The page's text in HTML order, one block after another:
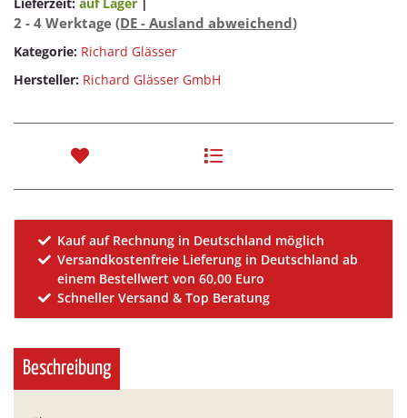
2 - 4 Werktage (DE - Ausland abweichend)
Kategorie: Richard Glässer
Hersteller: Richard Glässer GmbH
Kauf auf Rechnung in Deutschland möglich
Versandkostenfreie Lieferung in Deutschland ab
einem Bestellwert von 60,00 Euro
Schneller Versand & Top Beratung
Beschreibung